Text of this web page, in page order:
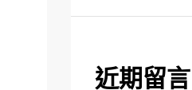
近期留言